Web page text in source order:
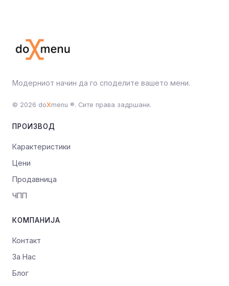
Модерниот начин да го споделите вашето мени.
© 2026 doXmenu ®. Сите права задршани.
ПРОИЗВОД
Карактеристики
Цени
Продавница
ЧПП
КОМПАНИЈА
Контакт
За Нас
Блог